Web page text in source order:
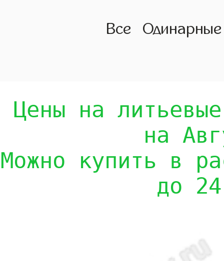
Все Одинарные
Цены на
на
Можно купить в
до